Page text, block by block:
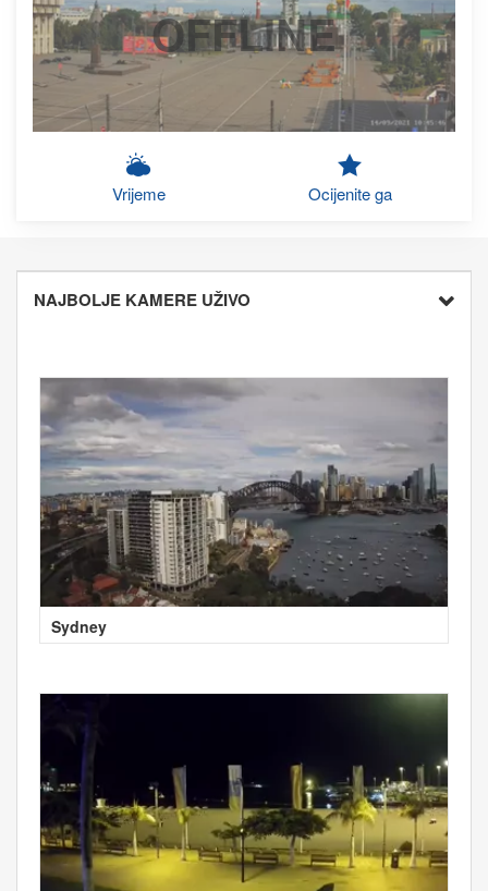
OFFLINE
Vrijeme Ocijenite ga
NAJBOLJE KAMERE UŽIVO
Sydney